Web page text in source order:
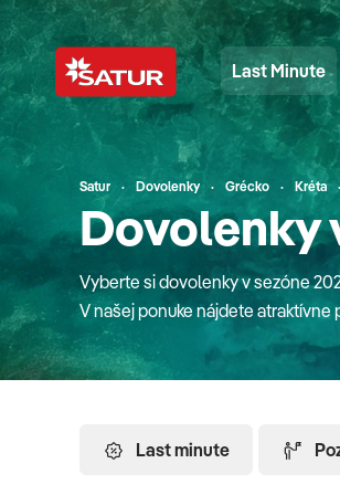
Last Minute
Satur Dovolenky Grécko Kréta
Dovolenky
Vyberte si dovolenky v sezóne
V našej ponuke nájdete
plavby loďou, poznávacie zájazdy
detské paušále a pobyty na
Chorvátska, či talianskeho Jadranu. Ktorú
Last minute